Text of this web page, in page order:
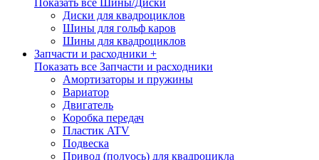
Показать все Шины/Диски
Диски для квадроциклов
Шины для гольф каров
Шины для квадроциклов
Запчасти и расходники +
Показать все Запчасти и расходники
Амортизаторы и пружины
Вариатор
Двигатель
Коробка передач
Пластик ATV
Подвеска
Привод (полуось) для квадроцикла